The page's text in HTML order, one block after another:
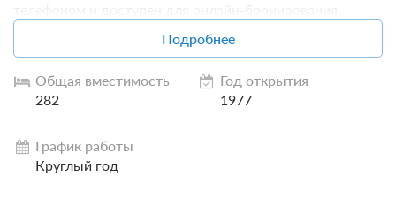
Ресторан «Волга» включает в себя Ресторан и клуб
на 250 мест, Русский зал на 150 мест и Летнюю
террасу на 150 мест, расположенную на крыше
ресторана с видом на реку Волгу. Изысканное меню,
самого требовательного гостя и позволят сполна
насладиться каждой минутой отдыха.
Подробнее
Общая вместимость
282
Год открытия
1977
График работы
Круглый год